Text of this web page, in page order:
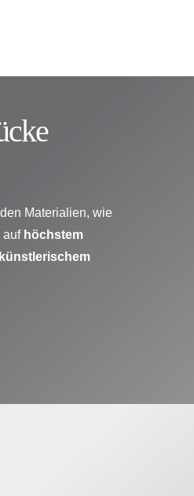
Materialien, wie
auf höchstem
künstlerischem